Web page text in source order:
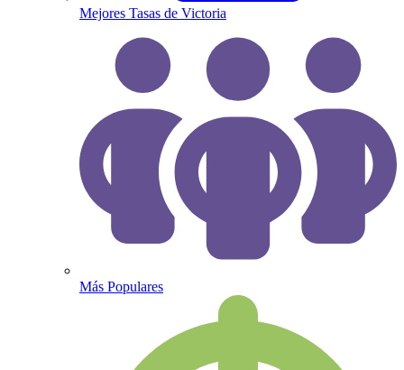
Mejores Tasas de Victoria
Más Populares